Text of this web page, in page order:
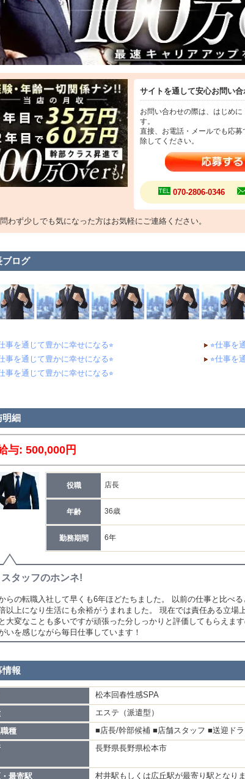
、この業界の常識やイメージを覆す環境づくりを徹底しています。
女性問わず活躍できる職場です。
を通じて豊かに幸せになる〜
MUSOUグループは、ただ売上や利益を追い求めるだけの会社では
しているのは、
の目的・目標達成」と、「社員・キャスト一人ひとりの目的・目標
を実現していくことです。
ら、私たちは仕事の本当の目的は
な人生を送ること」だと考えているからです。
って幸せの形は違います。
を幸せにしたい」
したい」
なことに挑戦したい」
いを実現するために、成長し目標に向かって挑戦します。
人生の約3分の1を占める大切な時間です。
時間のうち、8時間働くとすれば、人生の約3分の1は仕事の時間です
事には、人との関わり方、接客、マネジメント、集客、マーケティ
ん、うまくいかないことや失敗することもあります。
キャスト一人ひとりが目標を達成し、人生が豊かになることで会社
成長することで、さらに多くのチャンスや挑戦の機会が生まれる。
は、そんな好循環を創り続けたいと考えています。
とを単なる生活のためで終わらせるのではなく、仕事を通じて成長
グループは、そんな未来を共に目指す仲間を募集しております！
1,000円～1,500円 ・研修後の時給1,200円以上
員（入社1ヶ月目）
店舗全体の流れを学びながら、
業務 ・清掃業務 ・接客サポート
礎業務を習得していただきます。
円＋各種手当
の配車管理 ・スタッフ管理補助 ・店舗運営補助
ます。
プリを使用するため、未経験でも安心して覚えられます。
（入社3ヶ月目）
円＋各種手当
成時：月給270,000円以上
業務 ・送迎業務 ・WEB更新 ・ネット集客業務
サイトを通して安心お問い合
お問い合わせの際は、はじめ
す。
直接、お電話・メールでも応
除してください。
070-2806-0346
わず少しでも気になった方はお気軽にご連絡ください。
ブログ
事を通じて豊かに幸せになる⭐︎
⭐︎仕事を
事を通じて豊かに幸せになる⭐︎
⭐︎仕事を
事を通じて豊かに幸せになる⭐︎
明細
与: 500,000円
役職 店長
年齢 36歳
勤務期間 6年
スタッフのホンネ!
らの転職入社して早くも6年ほどたちました。 以前の仕事と比べる
以上になり生活にも余裕がうまれました。 現在では責任ある立場
大変なことも多いですが頑張った分しっかりと評価してもらえま
いを感じながら毎日仕事しています！
情報
松本回春性感SPA
エステ（派遣型）
種
■店長/幹部候補 ■店舗スタッフ ■送迎ド
長野県長野県松本市
最寄駅
村井駅もしくは広丘駅が最寄り駅となりま